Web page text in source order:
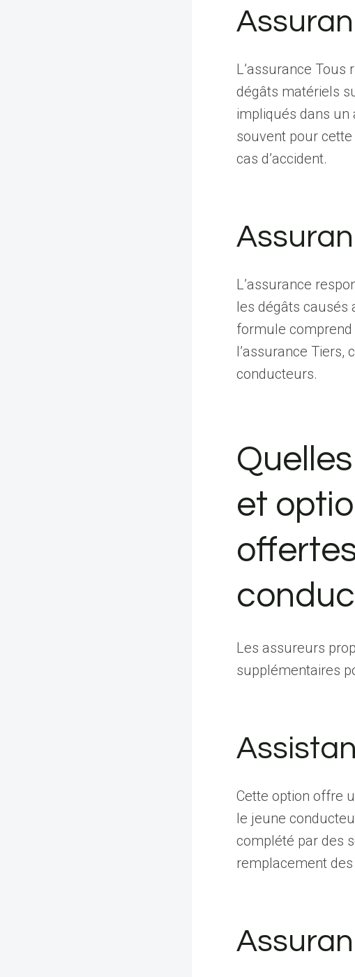
L’assurance
dégâts matériels
impliqués dans un
souvent pour
cas d’accident.
L’assurance
les dégâts causés
formule
l’assurance Tiers,
conducteurs.
et
Les assureurs
supplémentaires
Cette option offre
le jeune
complété par des
remplacement des